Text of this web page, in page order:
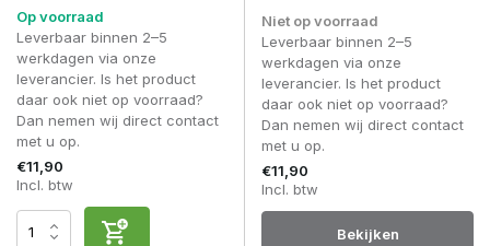
Op voorraad
Leverbaar binnen 2–5
werkdagen via onze
leverancier. Is het product
daar ook niet op voorraad?
Dan nemen wij direct contact
met u op.
€11,90
Incl. btw
Niet op voorraad
Leverbaar binnen 2–5
werkdagen via onze
leverancier. Is het product
daar ook niet op voorraad?
Dan nemen wij direct contact
met u op.
€11,90
Incl. btw
Bekijken